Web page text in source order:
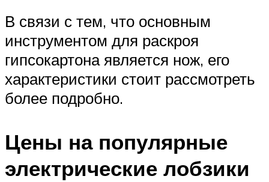
В связи с тем, что основным
инструментом для раскроя
гипсокартона является нож, его
характеристики стоит рассмотреть
более подробно.
Цены на популярные
электрические лобзики